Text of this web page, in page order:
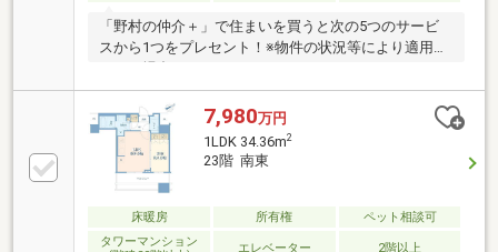
「野村の仲介＋」で住まいを買うと次の5つのサービ
スから1つをプレセント！※物件の状況等により適用で
きない場合もあります。・・・・・・・・・・・A）
10年駆けつけ-----安心と快適をサポートB）住宅設備チ
ェック---住んだ後も安心をC）選べる住まいクリーニ
ングまたはハウスコーティングD）セコム・ホームセ
キュリティE) 三越伊勢丹ホームパーティーギフ
ト・・・・・・・・・・・物件の詳細・サービスのご
利用等については担当者へお気軽にお問い合わせくだ
さい。
7,980万円
1LDK 34.36m2
23階 南東
床暖房 所有権
ペット相談可
タワーマンション
エレベーター 2階以上